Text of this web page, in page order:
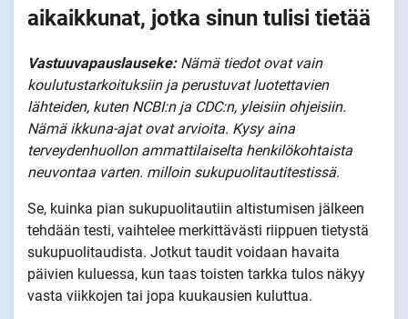
aikaikkunat, jotka sinun tulisi tietää
Vastuuvapauslauseke:Nämä tiedot ovat vain
koulutustarkoituksiin ja perustuvat luotettavien
lähteiden, kuten NCBI:n ja CDC:n, yleisiin ohjeisiin.
Nämä ikkuna-ajat ovat arvioita. Kysy aina
terveydenhuollon ammattilaiselta henkilökohtaista
neuvontaa varten. milloin sukupuolitautitestissä.
Se, kuinka pian sukupuolitautiin altistumisen jälkeen
tehdään testi, vaihtelee merkittävästi riippuen tietystä
sukupuolitaudista. Jotkut taudit voidaan havaita
päivien kuluessa, kun taas toisten tarkka tulos näkyy
vasta viikkojen tai jopa kuukausien kuluttua.